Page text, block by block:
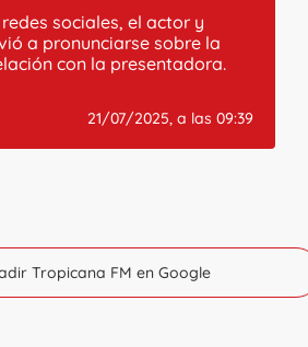
sociales, el actor y
a pronunciarse sobre la
con la presentadora.
21/07/2025, a las 09:39
Tropicana FM en Google